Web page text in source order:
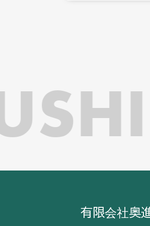
有限会社奥